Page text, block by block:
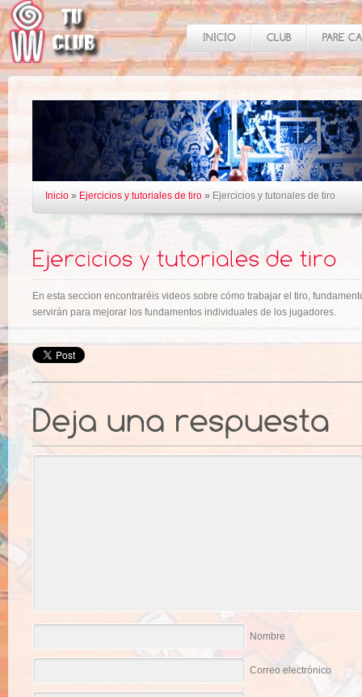
Inicio » Ejercicios y tutoriales de tiro » Ejercicios y tutoriales de tiro
En esta seccion encontraréis videos sobre cómo trabajar el tiro,
servirán para mejorar los fundamentos individuales de los jugadores.
Nombre
Correo electrónico